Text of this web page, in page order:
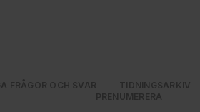
FRÅGOR OCH SVAR TIDNINGSARKIV
PRENUMERERA